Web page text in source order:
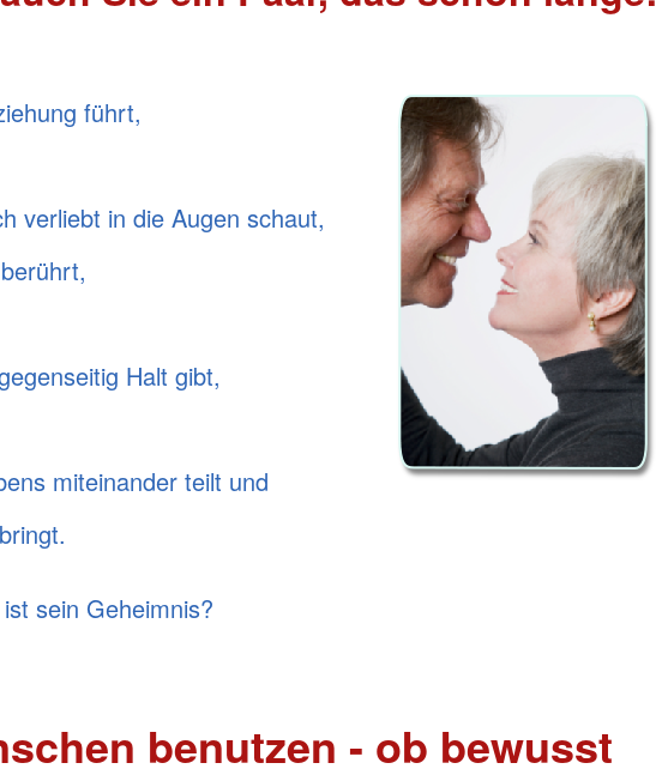
führt,
verliebt in die Augen schaut,
Halt gibt,
miteinander teilt und
sein Geheimnis?
benutzen - ob bewusst